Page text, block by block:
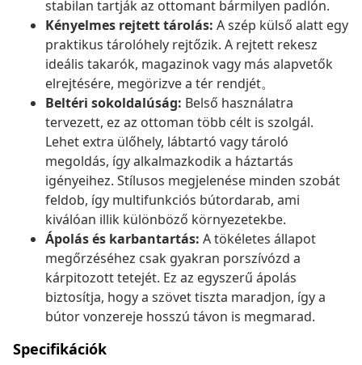
stabilan tartják az ottomant bármilyen padlón.
Kényelmes rejtett tárolás: A szép külső alatt egy
praktikus tárolóhely rejtőzik. A rejtett rekesz
ideális takarók, magazinok vagy más alapvetők
elrejtésére, megörizve a tér rendjét。
Beltéri sokoldalúság: Belső használatra
tervezett, ez az ottoman több célt is szolgál.
Lehet extra ülőhely, lábtartó vagy tároló
megoldás, így alkalmazkodik a háztartás
igényeihez. Stílusos megjelenése minden szobát
feldob, így multifunkciós bútordarab, ami
kiválóan illik különböző környezetekbe.
Ápolás és karbantartás: A tökéletes állapot
megőrzéséhez csak gyakran porszívózd a
kárpitozott tetejét. Ez az egyszerű ápolás
biztosítja, hogy a szövet tiszta maradjon, így a
bútor vonzereje hosszú távon is megmarad.
Specifikációk